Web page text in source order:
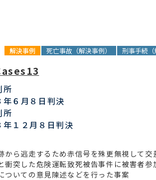
解決事例 死亡事故（解決事例） 刑事手続（
所
６月８日判決
所
１２月８日判決
から逃走するため赤信号を殊更無視して
衝突した危険運転致死被告事件に被害者
ついての意見陳述などを行った事案